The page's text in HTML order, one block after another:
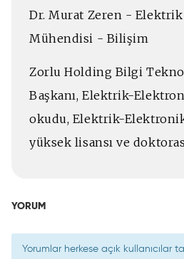
Dr. Murat Zeren -
Mühendisi - Bilişim
Zorlu Holding Bilgi
Başkanı, Elektrik-
okudu, Elektrik-
yüksek lisansı ve
YORUM
Yorumlar herkese açık kullanıcılar